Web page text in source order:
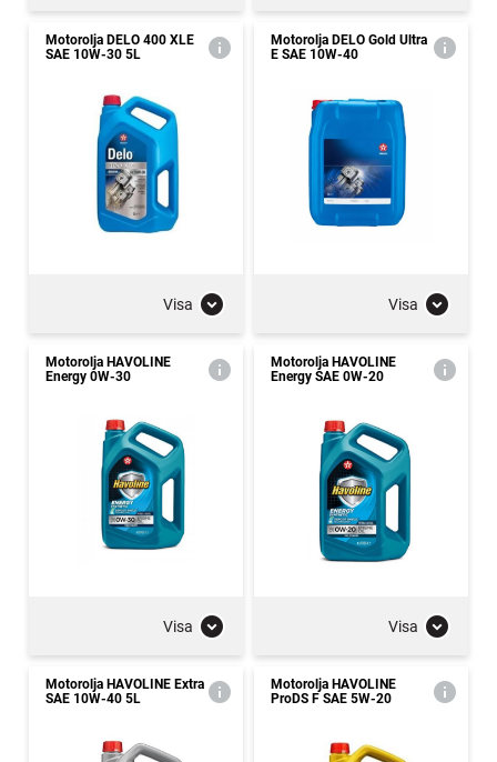
Motorolja DELO 400 XLE
SAE 10W-30 5L
Visa
Motorolja DELO Gold Ultra
E SAE 10W-40
Visa
Motorolja HAVOLINE
Energy 0W-30
Visa
Motorolja HAVOLINE
Energy SAE 0W-20
Visa
Motorolja HAVOLINE Extra
SAE 10W-40 5L
Motorolja HAVOLINE
ProDS F SAE 5W-20